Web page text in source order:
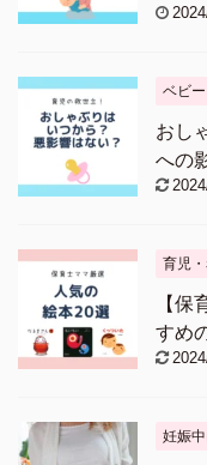
ベビ
おし
への
育児
【保
すめ
妊娠